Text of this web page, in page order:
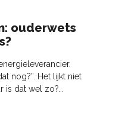
ouderwets
nog?”. Het lijkt niet
is dat wel zo?